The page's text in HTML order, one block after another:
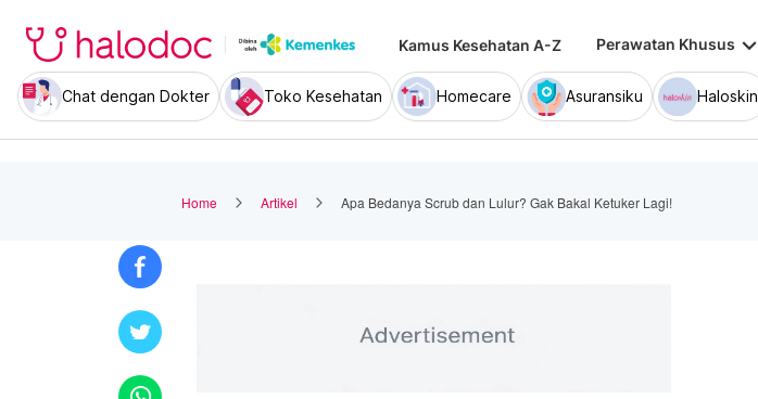
Kamus Kesehatan A-Z Perawatan Khusus keyboard_arrow_down
Chat dengan Dokter Toko Kesehatan Homecare Asuransiku Haloskin
Home Artikel Apa Bedanya Scrub dan Lulur? Gak Bakal Ketuker Lagi!